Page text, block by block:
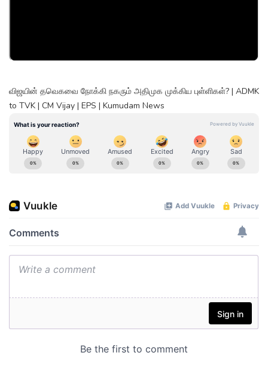
விஜயின் தவெகவை நோக்கி நகரும் அதிமுக முக்கிய புள்ளிகள்? | ADMK
to TVK | CM Vijay | EPS | Kumudam News